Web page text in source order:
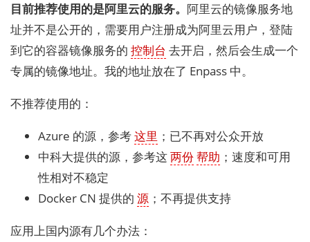
目前推荐使用的是阿里云的服务。 阿里云的镜像服务地
址并不是公开的，需要用户注册成为阿里云用户，登陆
到它的容器镜像服务的 控制台 去开启，然后会生成一个
专属的镜像地址。我的地址放在了 Enpass 中。
不推荐使用的：
Azure 的源，参考这里 ；已不再对公众开放
中科大提供的源，参考这两份帮助 ；速度和可用
性相对不稳定
Docker CN 提供的 源 ；不再提供支持
应用上国内源有几个办法：